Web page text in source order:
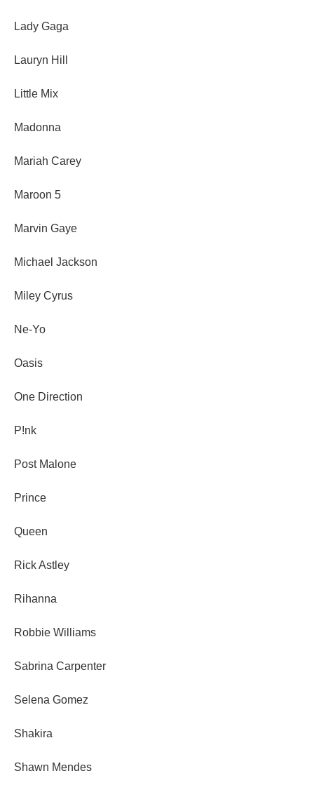
Lady Gaga
Lauryn Hill
Little Mix
Madonna
Mariah Carey
Maroon 5
Marvin Gaye
Michael Jackson
Miley Cyrus
Ne-Yo
Oasis
One Direction
P!nk
Post Malone
Prince
Queen
Rick Astley
Rihanna
Robbie Williams
Sabrina Carpenter
Selena Gomez
Shakira
Shawn Mendes